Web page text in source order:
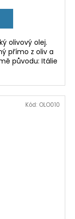
olivový olej.
přímo z oliv a
původu: Itálie
Kód: OLO010